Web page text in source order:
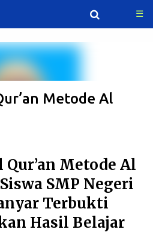
☰
Metode Al
Metode Al
SMP Negeri
Terbukti
Hasil Belajar